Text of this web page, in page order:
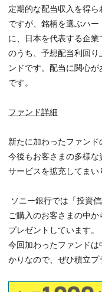
定期的な配当収入を得
ですが、銘柄を選ぶハ
に、日本を代表する企
のうち、予想配当利回り
ンドです。配当に関心
です。
ファンド詳細
新たに加わったファンド
今後もお客さまの多様な
サービスを拡充してまい
ソニー銀行では「投資
ご購入のお客さまの中
プレゼントしています。
今回加わったファンド
かりなので、ぜひ積立プ